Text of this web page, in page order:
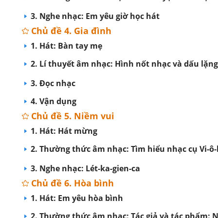
3. Nghe nhạc: Em yêu giờ học hát
Chủ đề 4. Gia đình
1. Hát: Bàn tay mẹ
2. Lí thuyết âm nhạc: Hình nốt nhạc và dấu lặng
3. Đọc nhạc
4. Vận dụng
Chủ đề 5. Niềm vui
1. Hát: Hát mừng
2. Thường thức âm nhạc: Tìm hiểu nhạc cụ Vi-
3. Nghe nhạc: Lét-ka-gien-ca
Chủ đề 6. Hòa bình
1. Hát: Em yêu hòa bình